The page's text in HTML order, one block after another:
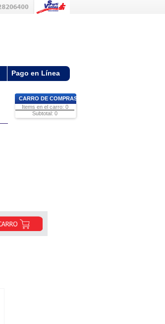
Pago en Línea
CARRO DE COMPRAS
Items en el carro: 0
Subtotal: 0